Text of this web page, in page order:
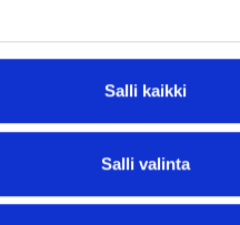
Salli kaikki
Salli valinta